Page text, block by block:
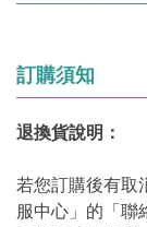
訂購須知
退換貨說明：
若您訂購後有取
服中心」的「聯